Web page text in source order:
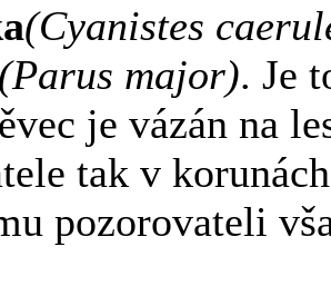
(Cyanistes
(Parus major). Je
je vázán na
tak v
pozorovateli